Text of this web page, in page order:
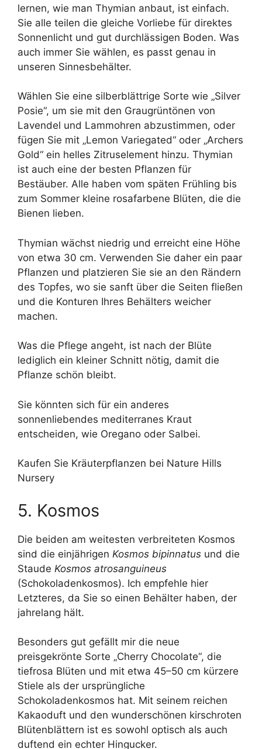
lernen, wie man Thymian anbaut, ist einfach.
Sie alle teilen die gleiche Vorliebe für direktes
Sonnenlicht und gut durchlässigen Boden. Was
auch immer Sie wählen, es passt genau in
unseren Sinnesbehälter.
Wählen Sie eine silberblättrige Sorte wie „Silver
Posie“, um sie mit den Graugrüntönen von
Lavendel und Lammohren abzustimmen, oder
fügen Sie mit „Lemon Variegated“ oder „Archers
Gold“ ein helles Zitruselement hinzu. Thymian
ist auch eine der besten Pflanzen für
Bestäuber. Alle haben vom späten Frühling bis
zum Sommer kleine rosafarbene Blüten, die die
Bienen lieben.
Thymian wächst niedrig und erreicht eine Höhe
von etwa 30 cm. Verwenden Sie daher ein paar
Pflanzen und platzieren Sie sie an den Rändern
des Topfes, wo sie sanft über die Seiten fließen
und die Konturen Ihres Behälters weicher
machen.
Was die Pflege angeht, ist nach der Blüte
lediglich ein kleiner Schnitt nötig, damit die
Pflanze schön bleibt.
Sie könnten sich für ein anderes
sonnenliebendes mediterranes Kraut
entscheiden, wie Oregano oder Salbei.
Kaufen Sie Kräuterpflanzen bei Nature Hills
Nursery
5. Kosmos
Die beiden am weitesten verbreiteten Kosmos
sind die einjährigen Kosmos bipinnatus und die
Staude Kosmos atrosanguineus
(Schokoladenkosmos). Ich empfehle hier
Letzteres, da Sie so einen Behälter haben, der
jahrelang hält.
Besonders gut gefällt mir die neue
preisgekrönte Sorte „Cherry Chocolate“, die
tiefrosa Blüten und mit etwa 45–50 cm kürzere
Stiele als der ursprüngliche
Schokoladenkosmos hat. Mit seinem reichen
Kakaoduft und den wunderschönen kirschroten
Blütenblättern ist es sowohl optisch als auch
duftend ein echter Hingucker.